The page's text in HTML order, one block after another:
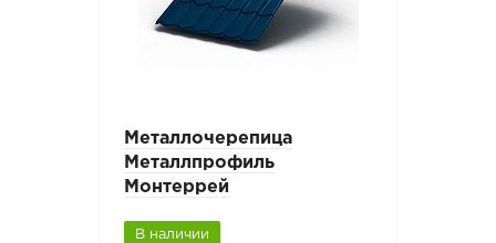
Металлочерепица
Металлпрофиль
Монтеррей
В наличии